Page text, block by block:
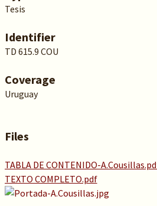
Tesis
Identifier
TD 615.9 COU
Coverage
Uruguay
Files
TABLA DE CONTENIDO-
TEXTO COMPLETO.pdf